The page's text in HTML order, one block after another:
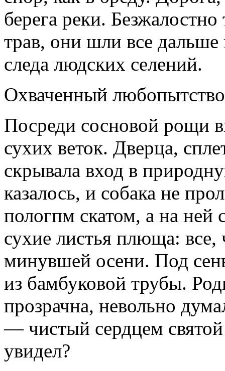
берега реки.
трав, они шли все дальше
следа людских селений.
Охваченный
Посреди сосновой рощи
сухих веток. Дверца,
скрывала вход в
казалось, и собака не
пологпм скатом, а на ней
сухие листья плюща: все,
минувшей осени. Под
из бамбуковой трубы.
прозрачна, невольно
— чистый сердцем
увидел?